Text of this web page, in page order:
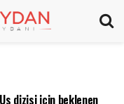
dizisi için beklenen